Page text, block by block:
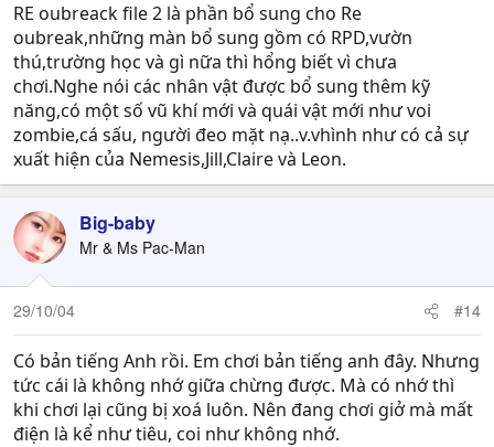
RE oubreack file 2 là phần bổ sung cho Re
oubreak,những màn bổ sung gồm có RPD,vườn
thú,trường học và gì nữa thì hổng biết vì chưa
chơi.Nghe nói các nhân vật được bổ sung thêm kỹ
năng,có một số vũ khí mới và quái vật mới như voi
zombie,cá sấu, người đeo mặt nạ..v.vhình như có cả sự
xuất hiện của Nemesis,Jill,Claire và Leon.
Big-baby
Mr & Ms Pac-Man
29/10/04 #14
Có bản tiếng Anh rồi. Em chơi bản tiếng anh đây. Nhưng
tức cái là không nhớ giữa chừng được. Mà có nhớ thì
khi chơi lại cũng bị xoá luôn. Nên đang chơi giở mà mất
điện là kể như tiêu, coi như không nhớ.